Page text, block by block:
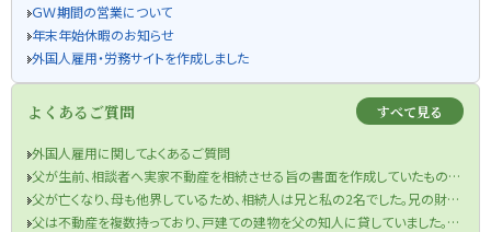
ＧＷ期間の営業について
年末年始休暇のお知らせ
外国人雇用・労務サイトを作成しました
よくあるご質問 すべて見る
外国人雇用に関してよくあるご質問
父が生前、相談者へ実家不動産を相続させる旨の書面を作成していたものの、当該書面が遺言書の要件を満たしていなかった件
父が亡くなり、母も他界しているため、相続人は兄と私の2名でした。兄の財産目録を信じて遺産分割協議を行い、半分の金銭を受け取りました。兄が相続税申告も済ませてくれたため、手続きは終了したと思っていました。しかし、先月税務署から、父の口座から兄が1000万円を自分の口座に移していたと判明し、その金額を相続財産に加え、修正申告と追加の相続税を支払うよう求められました。取り分を主張できるのか、また追加の相続税を支払う必要があるのでしょうか？
父は不動産を複数持っており、戸建ての建物を父の知人に貸していました。役所から連絡があり、どうやら半年ほど前に賃借人が亡くなっており、現在、空き家になってしまっているということでした。まずは、賃借人の相続人に連絡をするよう言われましたが、役所は相続人の連絡先を教えてくれませんでした。私は賃借人の方と一度もお会いしたことがなく、相続人ももちろん把握していません。どうすればよいですか？